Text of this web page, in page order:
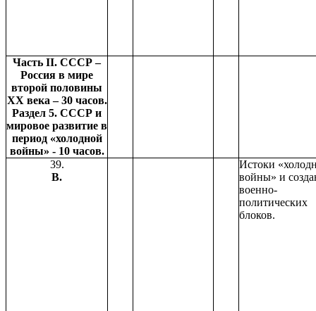
Часть II. СССР –
Россия в мире
второй половины
ХХ века – 30 часов.
Раздел 5. СССР и
мировое развитие в
период «холодной
войны» - 10 часов.
39.
В.
Истоки
войны» и
военно-
политических
блоков.